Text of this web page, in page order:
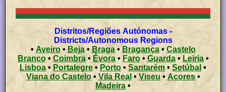
Distritos/Regiões Autónomas -
Districts/Autonomous Regions
• Aveiro• Beja• Braga• Bragança•Castelo
Branco• Coimbra• Évora• Faro• Guarda• Leiria•
Lisboa • Portalegre • Porto • Santarém • Setúbal •
Viana do Castelo• Vila Real • Viseu • Açores •
Madeira •